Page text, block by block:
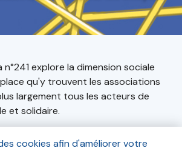
n°241 explore la dimension sociale
qu'y trouvent les associations
largement tous les acteurs de
et solidaire.
cookies afin d'améliorer votre